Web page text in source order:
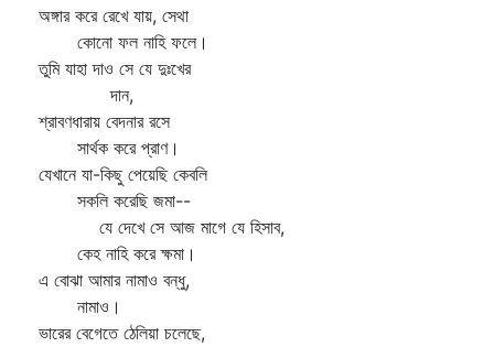
অঙ্গার করে রেখে যায়, সেথা
কোনো ফল নাহি ফলে।
তুমি যাহা দাও সে যে দুঃখের
দান,
শ্রাবণধারায় বেদনার রসে
সার্থক করে প্রাণ।
যেখানে যা-কিছু পেয়েছি কেবলি
সকলি করেছি জমা--
যে দেখে সে আজ মাগে যে হিসাব,
কেহ নাহি করে ক্ষমা।
এ বোঝা আমার নামাও বন্ধু,
নামাও।
ভারের বেগেতে ঠেলিয়া চলেছে,